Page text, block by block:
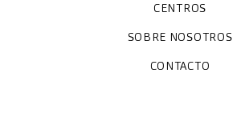
Especialidades
Diagnóstico por la imagen
Chequeos y revisiones
Unidades especializadas
CENTROS
Clínica CreuBlanca
CreuBlanca Tarradellas
Diagnosis Médica
Hospital CreuBlanca
SOBRE NOSOTROS
Quiénes somos
Trabaja con nosotros
Blog
CreuBlanca Empresas
Fundación Privada Imhotep
Preguntas frecuentes
CONTACTO